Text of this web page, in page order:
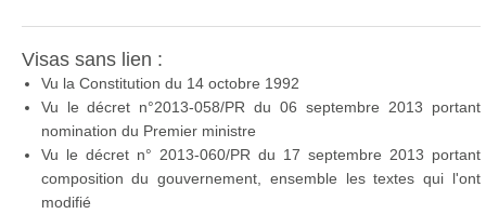
Visas sans lien :
Vu la Constitution du 14 octobre 1992
Vu le décret n°2013-058/PR du 06 septembre 2013 portant
nomination du Premier ministre
Vu le décret n° 2013-060/PR du 17 septembre 2013 portant
composition du gouvernement, ensemble les textes qui l'ont
modifié